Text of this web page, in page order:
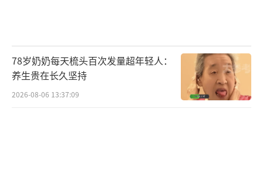
电话。由于景区内游客众多，救护车难以快速
到达，他们请求交警协助。最终，在警车的开
道下，救护车顺利抵达事发地点。随后，大家
齐心协力将这名突发疾病的男子抬上救护车，
78岁奶奶每天梳头百次发量超年轻人：
养生贵在长久坚持
2026-08-06 13:37:09